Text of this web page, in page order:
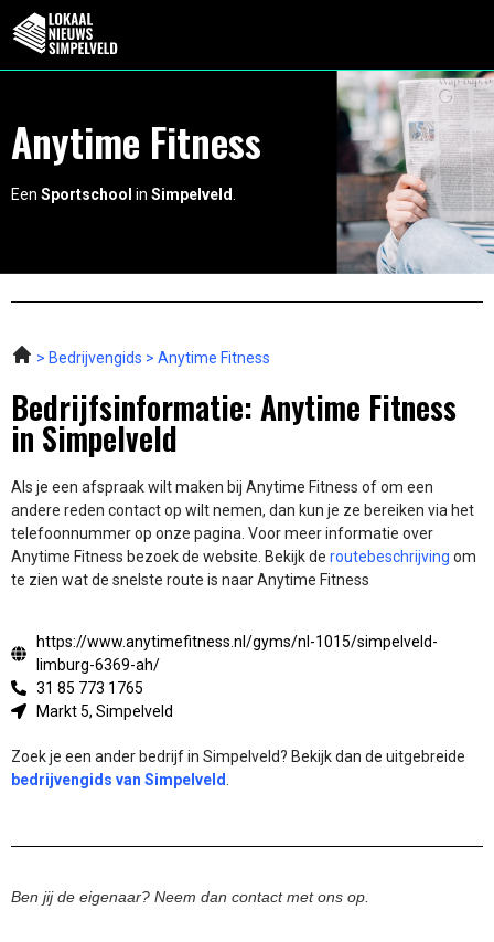
Anytime Fitness
Een Sportschool in Simpelveld
Bedrijvengids Anytime Fitness
Bedrijfsinformatie: Anytime Fitness
in Simpelveld
Als je een afspraak wilt maken bij Anytime Fitness of om een
andere reden contact op wilt nemen, dan kun je ze bereiken via het
telefoonnummer op onze pagina. Voor meer informatie over
Anytime Fitness bezoek de website. Bekijk de routebeschrijving om
te zien wat de snelste route is naar Anytime Fitness
https://www.anytimefitness.nl/gyms/nl-1015/simpelveld-
limburg-6369-ah/
31 85 773 1765
Markt 5, Simpelveld
Zoek je een ander bedrijf in Simpelveld? Bekijk dan de uitgebreide
bedrijvengids van Simpelveld
Ben jij de eigenaar? Neem dan contact met ons op.